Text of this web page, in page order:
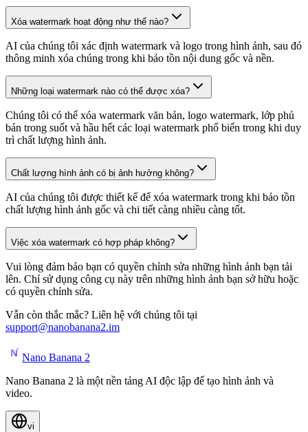
Xóa watermark hoạt động như thế nào?
AI của chúng tôi xác định watermark và logo trong hình ảnh, sau đó
thông minh xóa chúng trong khi bảo tồn nội dung gốc và nền.
Những loại watermark nào có thể được xóa?
Chúng tôi có thể xóa watermark văn bản, logo watermark, lớp phủ
bán trong suốt và hầu hết các loại watermark phổ biến trong khi duy
trì chất lượng hình ảnh.
Chất lượng hình ảnh có bị ảnh hưởng không?
AI của chúng tôi được thiết kế để xóa watermark trong khi bảo tồn
chất lượng hình ảnh gốc và chi tiết càng nhiều càng tốt.
Việc xóa watermark có hợp pháp không?
Vui lòng đảm bảo bạn có quyền chỉnh sửa những hình ảnh bạn tải
lên. Chỉ sử dụng công cụ này trên những hình ảnh bạn sở hữu hoặc
có quyền chỉnh sửa.
Vẫn còn thắc mắc? Liên hệ với chúng tôi tại
support@nanobanana2.im
Nano Banana 2
Nano Banana 2 là một nền tảng AI độc lập để tạo hình ảnh và
video.
vi